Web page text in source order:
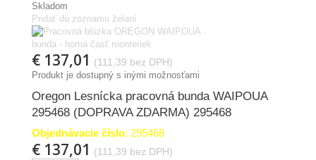
Skladom
Pridať do zoznamu želaní
€ 137,01 (111,39 bez DPH)
Produkt je dostupný s inými možnosťami
Oregon Lesnícka pracovná bunda WAIPOUA
295468 (DOPRAVA ZDARMA) 295468
Objednávacie číslo: 295468
€ 137,01 (111,39 bez DPH)